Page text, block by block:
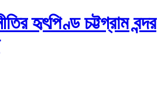
হৃৎপিণ্ড চট্টগ্রাম বন্দর